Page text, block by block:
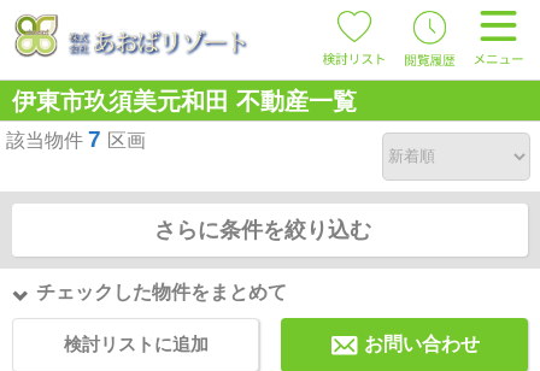
伊東市玖須美元和田 不動産一覧
該当物件 7 区画
さらに条件を絞り込む
チェックした物件をまとめて
検討リストに追加 お問い合わせ